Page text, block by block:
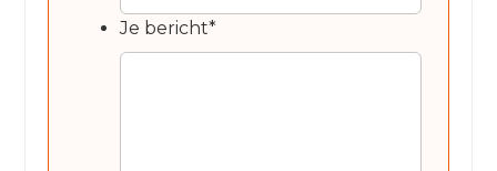
Je bericht*